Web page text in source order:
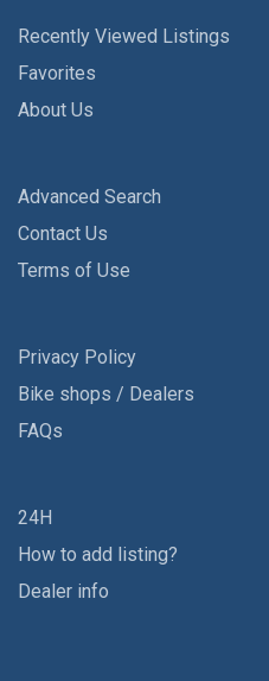
Recently Viewed Listings
Favorites
About Us
Advanced Search
Contact Us
Terms of Use
Privacy Policy
Bike shops / Dealers
FAQs
24H
How to add listing?
Dealer info